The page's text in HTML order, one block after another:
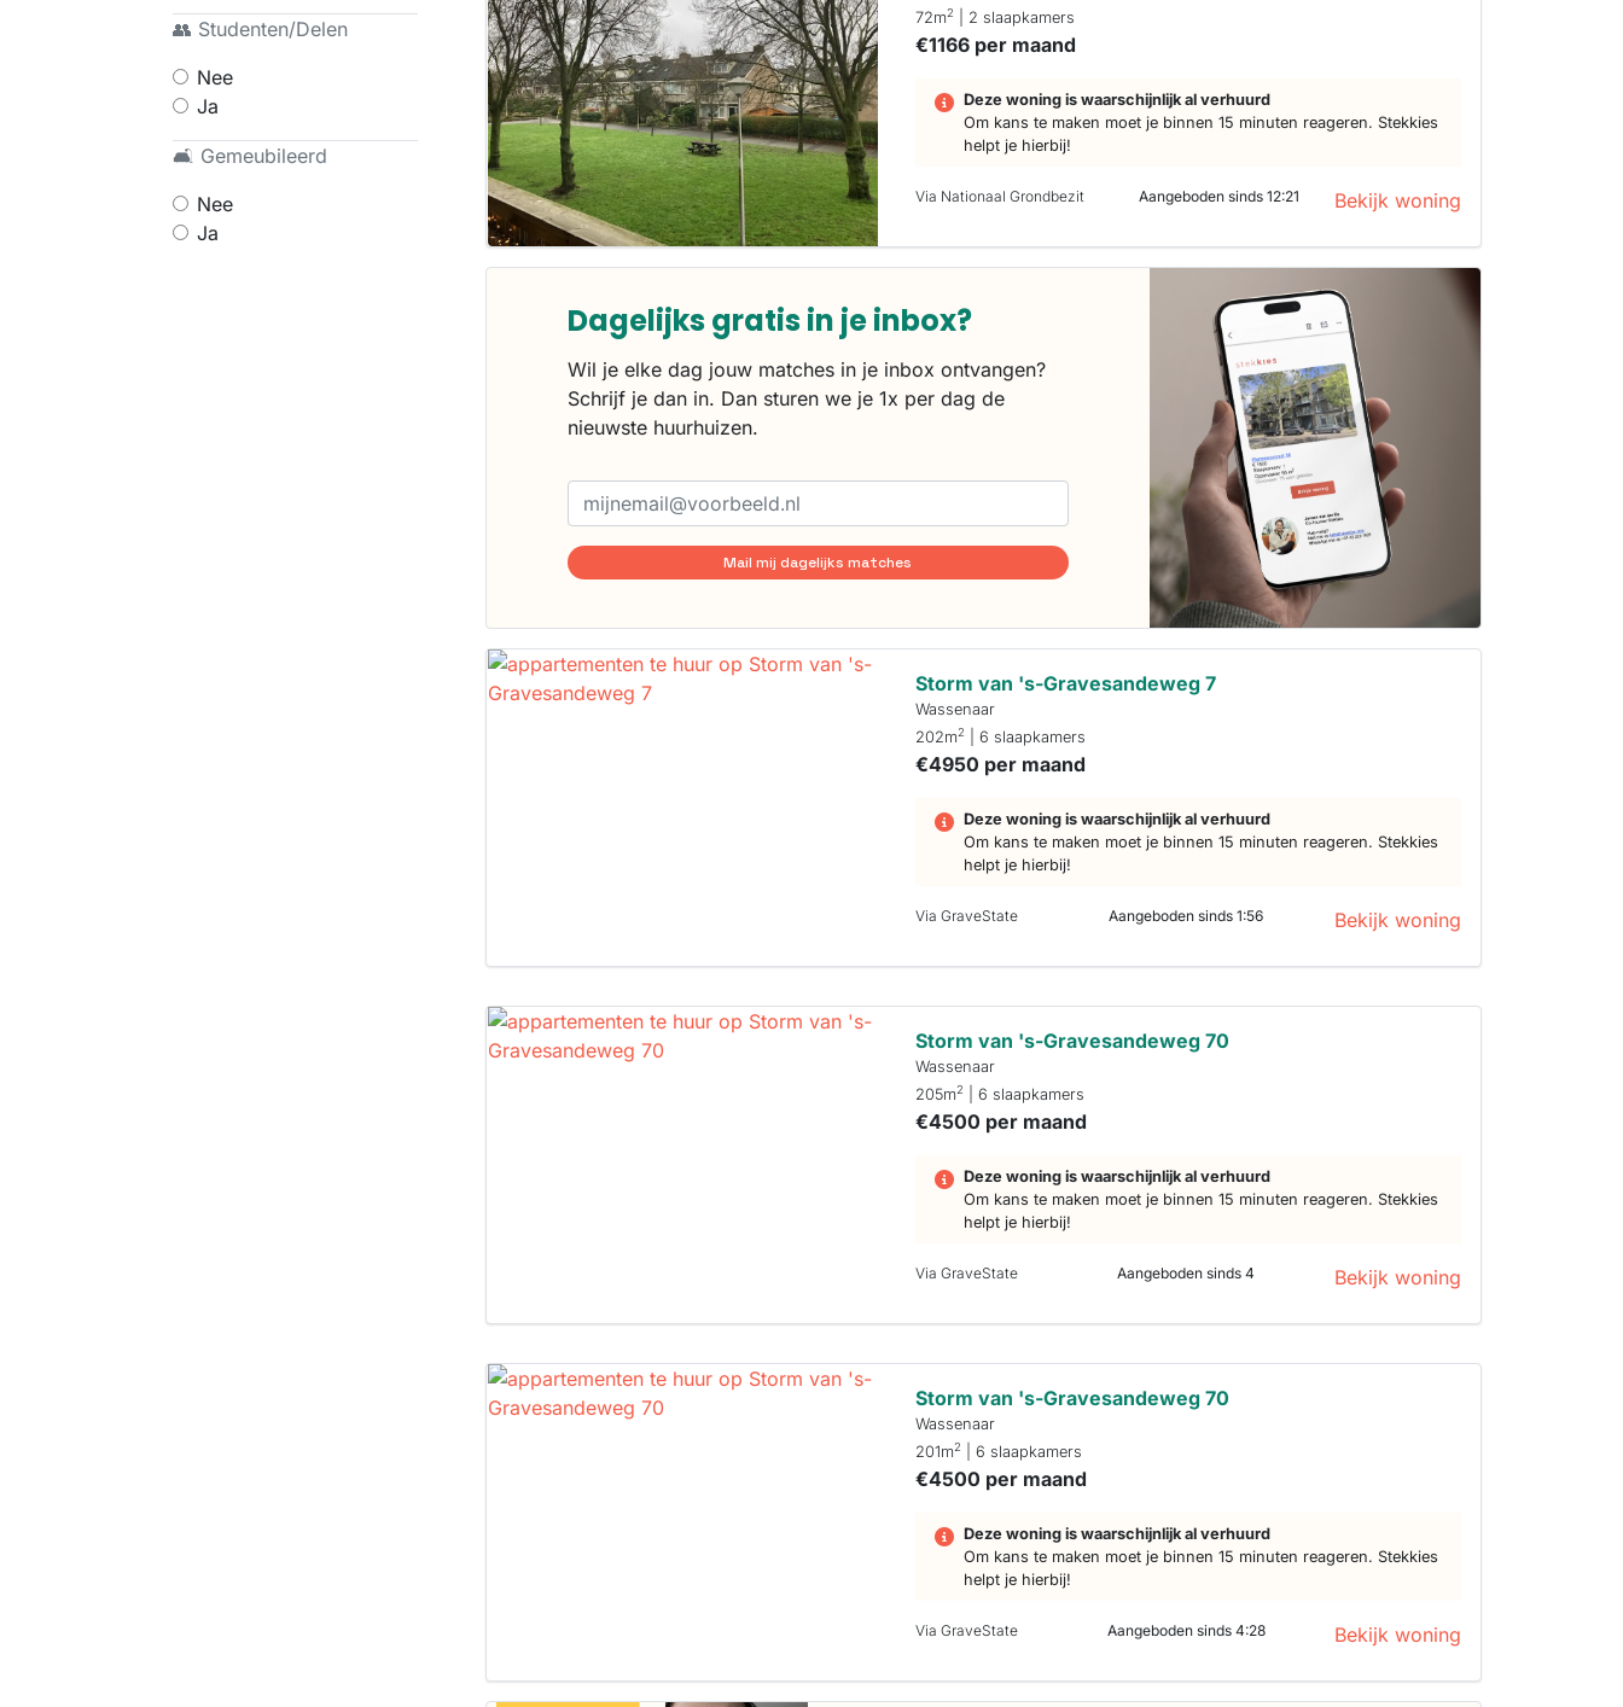
👥 Studenten/Delen
Nee
Ja
🛋 Gemeubileerd
Nee
Ja
72m2 | 2 slaapkamers
€1166 per maand
Deze woning is waarschijnlijk al verhuurd
Om kans te maken moet je binnen 15 minuten reageren. Stekkies
helpt je hierbij!
Via Nationaal Grondbezit Aangeboden sinds 12:21 Bekijk woning
Dagelijks gratis in je inbox?
Wil je elke dag jouw matches in je inbox ontvangen?
Schrijf je dan in. Dan sturen we je 1x per dag de
nieuwste huurhuizen.
Mail mij dagelijks matches
Storm van 's-Gravesandeweg 7
Wassenaar
202m2 | 6 slaapkamers
€4950 per maand
Deze woning is waarschijnlijk al verhuurd
Om kans te maken moet je binnen 15 minuten reageren. Stekkies
helpt je hierbij!
Via GraveState Aangeboden sinds 1:56 Bekijk woning
Storm van 's-Gravesandeweg 70
Wassenaar
205m2 | 6 slaapkamers
€4500 per maand
Deze woning is waarschijnlijk al verhuurd
Om kans te maken moet je binnen 15 minuten reageren. Stekkies
helpt je hierbij!
Via GraveState Aangeboden sinds 4 Bekijk woning
Storm van 's-Gravesandeweg 70
Wassenaar
201m2 | 6 slaapkamers
€4500 per maand
Deze woning is waarschijnlijk al verhuurd
Om kans te maken moet je binnen 15 minuten reageren. Stekkies
helpt je hierbij!
Via GraveState Aangeboden sinds 4:28 Bekijk woning